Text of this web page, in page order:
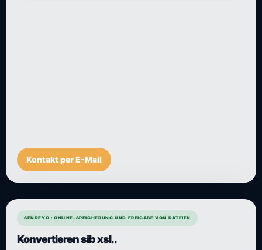
Kontakt per E-Mail
SENDEYO : ONLINE-SPEICHERUNG UND FREIGABE VON DATEIEN
Konvertieren sib xsl..